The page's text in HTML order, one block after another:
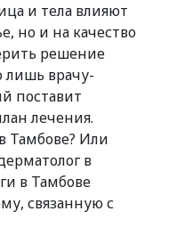
и тела влияют
но и на качество
решение
врачу-
поставит
лечения.
Тамбове? Или
в
в Тамбове
связанную с